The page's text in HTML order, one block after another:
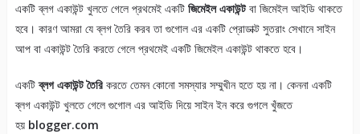
একটি ব্লগ একাউন্ট খুলতে গেলে প্রথমেই একটি জিমেইল একাউন্টবা জিমেইল আইডি থাকতে
হবে। কারণ আমরা যে ব্লগ তৈরি করব তা গুগোল এর একটি প্রোডাক্ট সুতরাং সেখানে সাইন
আপ বা একাউন্ট তৈরি করতে গেলে প্রথমেই একটি জিমেইল একাউন্ট থাকতে হবে।
একটিব্লগ একাউন্ট তৈরিকরতে তেমন কোনো সমস্যার সম্মুখীন হতে হয় না। কেননা একটি
ব্লগ একাউন্ট খুলতে গেলে গুগোল এর আইডি দিয়ে সাইন ইন করে গুগলে খুঁজতে
হয় blogger.com